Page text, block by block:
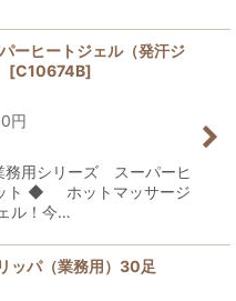
ーヒートジェル（発汗ジ
[C10674B]
円
用シリーズ スーパーヒ
ト ◆ ホットマッサージ
ル！今…
ッパ（業務用）30足